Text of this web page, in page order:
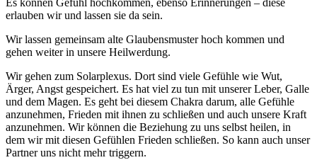
Es können Gefühl hochkommen, ebenso Erinnerungen – diese
erlauben wir und lassen sie da sein.
Wir lassen gemeinsam alte Glaubensmuster hoch kommen und
gehen weiter in unsere Heilwerdung.
Wir gehen zum Solarplexus. Dort sind viele Gefühle wie Wut,
Ärger, Angst gespeichert. Es hat viel zu tun mit unserer Leber, Galle
und dem Magen. Es geht bei diesem Chakra darum, alle Gefühle
anzunehmen, Frieden mit ihnen zu schließen und auch unsere Kraft
anzunehmen. Wir können die Beziehung zu uns selbst heilen, in
dem wir mit diesen Gefühlen Frieden schließen. So kann auch unser
Partner uns nicht mehr triggern.